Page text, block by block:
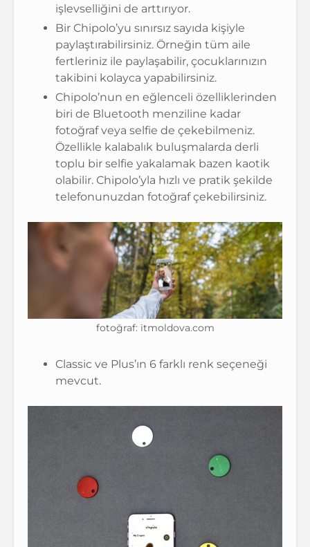
işlevselliğini de arttırıyor.
Bir Chipolo’yu sınırsız sayıda kişiyle
paylaştırabilirsiniz. Örneğin tüm aile
fertleriniz ile paylaşabilir, çocuklarınızın
takibini kolayca yapabilirsiniz.
Chipolo’nun en eğlenceli özelliklerinden
biri de Bluetooth menziline kadar
fotoğraf veya selfie de çekebilmeniz.
Özellikle kalabalık buluşmalarda derli
toplu bir selfie yakalamak bazen kaotik
olabilir. Chipolo’yla hızlı ve pratik şekilde
telefonunuzdan fotoğraf çekebilirsiniz.
fotoğraf: itmoldova.com
Classic ve Plus’ın 6 farklı renk seçeneği
mevcut.